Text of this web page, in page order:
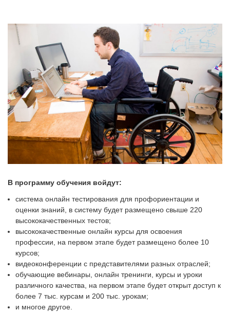
В программу обучения войдут:
система онлайн тестирования для профориентации и
оценки знаний, в систему будет размещено свыше 220
высококачественных тестов;
высококачественные онлайн курсы для освоения
профессии, на первом этапе будет размещено более 10
курсов;
видеоконференции с представителями разных отраслей;
обучающие вебинары, онлайн тренинги, курсы и уроки
различного качества, на первом этапе будет открыт доступ к
более 7 тыс. курсам и 200 тыс. урокам;
и многое другое.